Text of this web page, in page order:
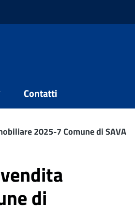
Contatti
2025-7 Comune di SAVA
di